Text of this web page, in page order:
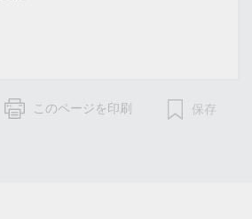
このページを印刷 保存